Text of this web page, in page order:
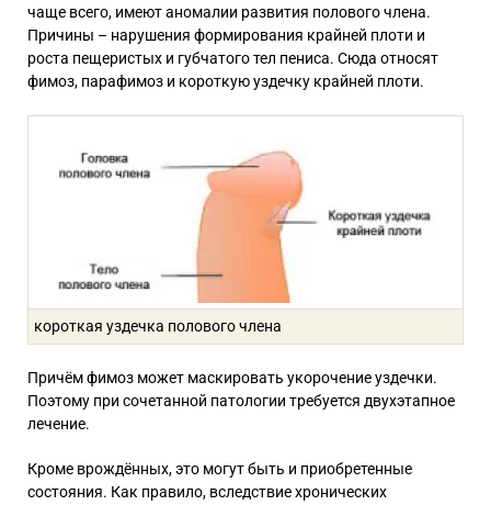
чаще всего, имеют аномалии развития полового члена.
Причины – нарушения формирования крайней плоти и
роста пещеристых и губчатого тел пениса. Сюда относят
фимоз, парафимоз и короткую уздечку крайней плоти.
короткая уздечка полового члена
Причём фимоз может маскировать укорочение уздечки.
Поэтому при сочетанной патологии требуется двухэтапное
лечение.
Кроме врождённых, это могут быть и приобретенные
состояния. Как правило, вследствие хронических